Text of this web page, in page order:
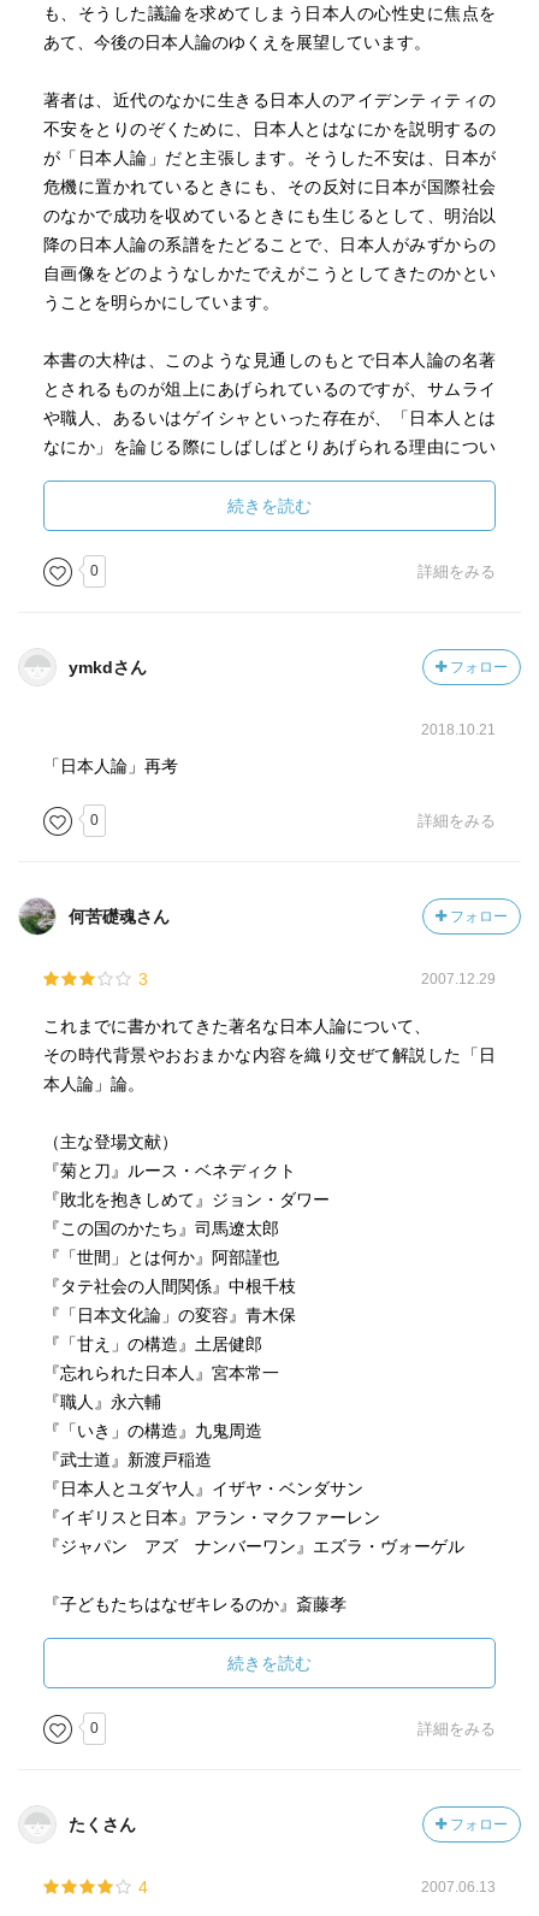
も、そうした議論を求めてしまう日本人の心性史に焦点を
あて、今後の日本人論のゆくえを展望しています。
著者は、近代のなかに生きる日本人のアイデンティティの
不安をとりのぞくために、日本人とはなにかを説明するの
が「日本人論」だと主張します。そうした不安は、日本が
危機に置かれているときにも、その反対に日本が国際社会
のなかで成功を収めているときにも生じるとして、明治以
降の日本人論の系譜をたどることで、日本人がみずからの
自画像をどのようなしかたでえがこうとしてきたのかとい
うことを明らかにしています。
本書の大枠は、このような見通しのもとで日本人論の名著
とされるものが俎上にあげられているのですが、サムライ
や職人、あるいはゲイシャといった存在が、「日本人とは
なにか」を論じる際にしばしばとりあげられる理由につい
読むことができました。続きを読む
0 詳細をみる
ymkdさん フォロー
2018.10.21
「日本人論」再考
0 詳細をみる
何苦礎魂さん フォロー
3 2007.12.29
これまでに書かれてきた著名な日本人論について、
その時代背景やおおまかな内容を織り交ぜて解説した「日
本人論」論。
（主な登場文献）
『菊と刀』ルース・ベネディクト
『敗北を抱きしめて』ジョン・ダワー
『この国のかたち』司馬遼太郎
『「世間」とは何か』阿部謹也
『タテ社会の人間関係』中根千枝
『「日本文化論」の変容』青木保
『「甘え」の構造』土居健郎
『忘れられた日本人』宮本常一
『職人』永六輔
『「いき」の構造』九鬼周造
『武士道』新渡戸稲造
『日本人とユダヤ人』イザヤ・ベンダサン
『イギリスと日本』アラン・マクファーレン
『ジャパン アズ ナンバーワン』エズラ・ヴォーゲル
『子どもたちはなぜキレるのか』斎藤孝
『文明の生態史観序説』梅棹忠夫
『風土』和辻哲郎
『恥の文化再考』作田啓一
『新書・江戸時代』大石慎三郎
『古寺巡礼』和辻哲郎
続きを読む
0 詳細をみる
たくさん フォロー
4 2007.06.13